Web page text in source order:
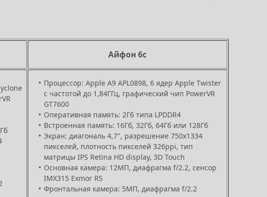
Айфон 6с
Процессор: Apple A9 APL0898, 6 ядер Apple Twister
с частотой до 1,84ГГц, графический чип PowerVR
GT7600
Оперативная память: 2Гб типа LPDDR4
Встроенная память: 16Гб, 32Гб, 64Гб или 128Гб
Экран: диагональ 4,7", разрешение 750х1334
пикселей, плотность пикселей 326ppi, тип
матрицы IPS Retina HD display, 3D Touch
Основная камера: 12МП, диафрагма f/2.2, сенсор
IMX315 Exmor RS
Фронтальная камера: 5МП, диафрагма f/2.2